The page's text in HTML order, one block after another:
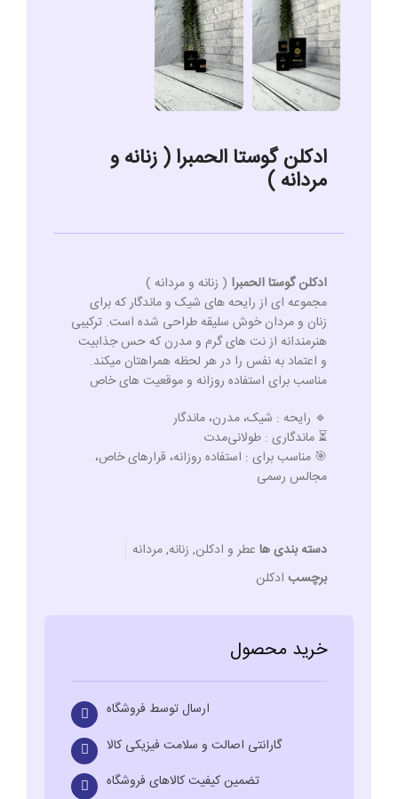
ادکلن گوستا الحمبرا ( زنانه و
مردانه )
ادکلن گوستا الحمبرا ( زنانه و مردانه )
مجموعه‌ ای از رایحه‌ های شیک و ماندگار که برای
زنان و مردان خوش‌ سلیقه طراحی شده است. ترکیبی
هنرمندانه از نت‌ های گرم و مدرن که حس جذابیت
و اعتماد به‌ نفس را در هر لحظه همراهتان میکند.
مناسب برای استفاده روزانه و موقعیت‌ های خاص
🔹 رایحه : شیک، مدرن، ماندگار
⏳ ماندگاری : طولانی‌مدت
🎯 مناسب برای : استفاده روزانه، قرارهای خاص،
مجالس رسمی
دسته بندی ها عطر و ادکلن, زنانه,مردانه
برچسب ادکلن
خرید محصول
ارسال توسط فروشگاه
گارانتی اصالت و سلامت فیزیکی کالا
تضمین کیفیت کالاهای فروشگاه